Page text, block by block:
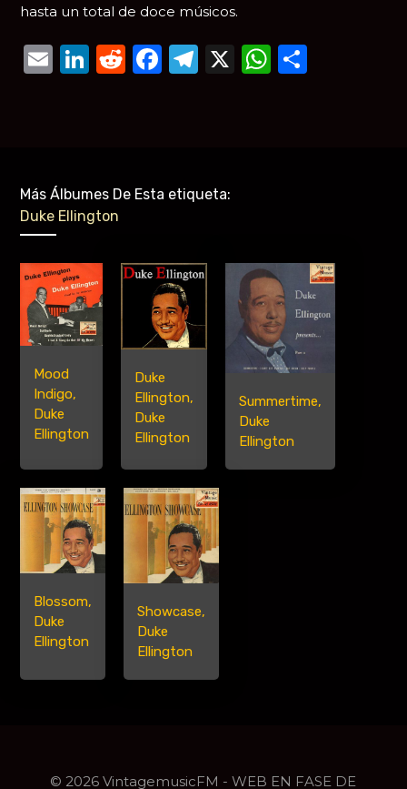
hasta un total de doce músicos.
Email
LinkedIn
Reddit
Facebook
Telegram
X
Más Álbumes De Esta etiqueta:
Duke Ellington
Mood
Indigo,
Duke
Ellington
Duke
Ellington,
Duke
Ellington
Summertime,
Duke
Ellington
Blossom,
Duke
Ellington
Showcase,
Duke
Ellington
© 2026 VintagemusicFM - WEB EN FASE DE